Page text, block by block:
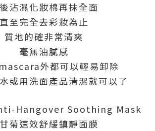
沾濕化妝棉再抹全面
直至完全去彩妝為止
質地的確非常清爽
毫無油膩感
外都可以輕易卸除
或用洗面產品清潔就可以了
Hangover Soothing Mask
菊速效舒緩鎮靜面膜